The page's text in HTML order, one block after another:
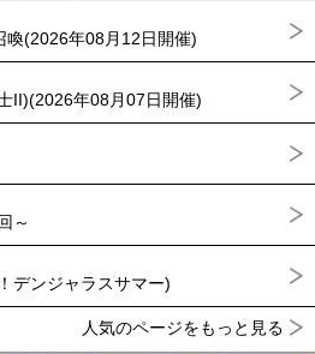
喚(2026年08月12日開催)
II)(2026年08月07日開催)
～
デンジャラスサマー)
人気のページをもっと見る